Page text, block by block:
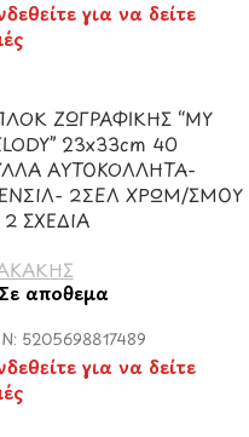
για να δείτε
ΖΩΓΡΑΦΙΚΗΣ “MY
23x33cm 40
ΑΥΤΟΚΟΛΛΗΤΑ-
2ΣΕΛ ΧΡΩΜ/ΣΜΟΥ
ΣΧΕΔΙΑ
Σε απόθεμα
5205698817489
για να δείτε